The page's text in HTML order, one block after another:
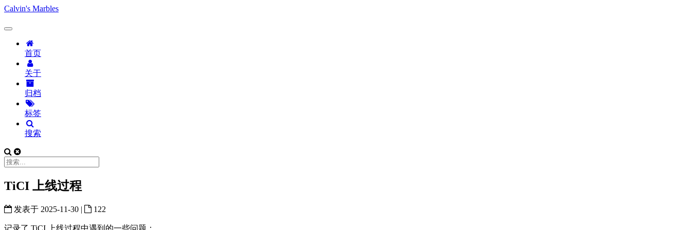
Calvin's Marbles
首页
关于
归档
标签
搜索
TiCI 上线过程
发表于 2025-11-30 | 122
记录了 TiCI 上线过程中遇到的一些问题：